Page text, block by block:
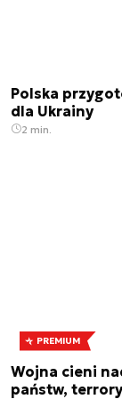
Polska
dla Ukrainy
2 min.
PREMIUM
Wojna cieni
państw,